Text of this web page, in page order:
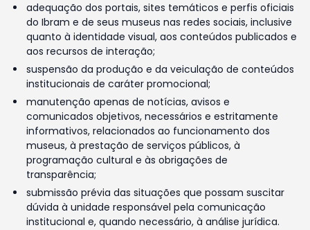
adequação dos portais, sites temáticos e perfis oficiais
do Ibram e de seus museus nas redes sociais, inclusive
quanto à identidade visual, aos conteúdos publicados e
aos recursos de interação;
suspensão da produção e da veiculação de conteúdos
institucionais de caráter promocional;
manutenção apenas de notícias, avisos e
comunicados objetivos, necessários e estritamente
informativos, relacionados ao funcionamento dos
museus, à prestação de serviços públicos, à
programação cultural e às obrigações de
transparência;
submissão prévia das situações que possam suscitar
dúvida à unidade responsável pela comunicação
institucional e, quando necessário, à análise jurídica.